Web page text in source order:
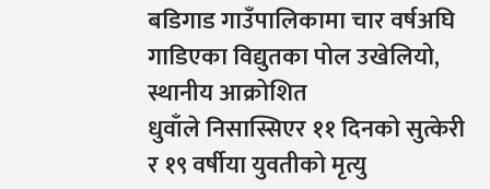
बडिगाड गाउँपालिकामा चार वर्षअघि
गाडिएका विद्युतका पोल उखेलियो,
स्थानीय आक्रोशित
धुवाँले निसास्सिएर ११ दिनको सुत्केरी
र १९ वर्षीया युवतीको मृत्यु